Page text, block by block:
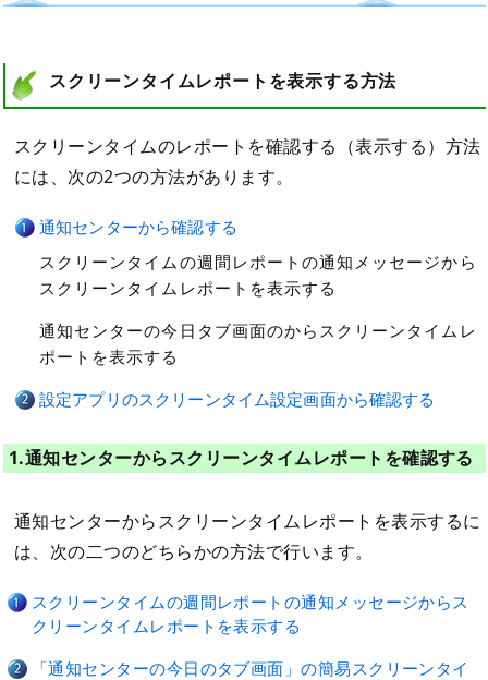
スクリーンタイムレポートを表示する方法
スクリーンタイムのレポートを確認する（表示する）方法
には、次の2つの方法があります。
通知センターから確認する
スクリーンタイムの週間レポートの通知メッセージから
スクリーンタイムレポートを表示する
通知センターの今日タブ画面のからスクリーンタイムレ
ポートを表示する
設定アプリのスクリーンタイム設定画面から確認する
1.通知センターからスクリーンタイムレポートを確認する
通知センターからスクリーンタイムレポートを表示するに
は、次の二つのどちらかの方法で行います。
スクリーンタイムの週間レポートの通知メッセージからス
クリーンタイムレポートを表示する
「通知センターの今日のタブ画面」の簡易スクリーンタイ